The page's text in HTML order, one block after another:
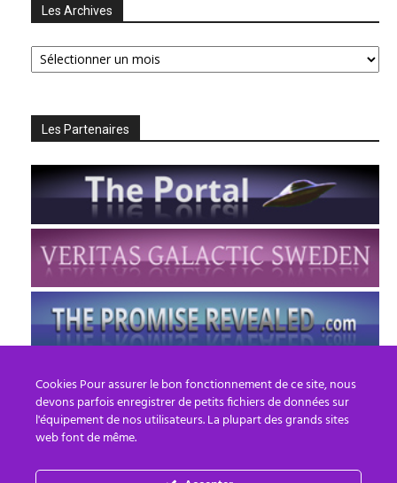
Les Archives
Les
Archives
Les Partenaires
Cookies Pour assurer le bon fonctionnement de ce site, nous
devons parfois enregistrer de petits fichiers de données sur
l'équipement de nos utilisateurs. La plupart des grands sites
web font de même.